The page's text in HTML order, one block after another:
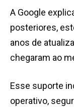
A Google
posteriores,
anos de
chegaram ao
Esse suporte
operativo,